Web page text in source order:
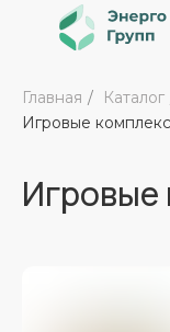
Главная / Каталог
Игровые
Игровые